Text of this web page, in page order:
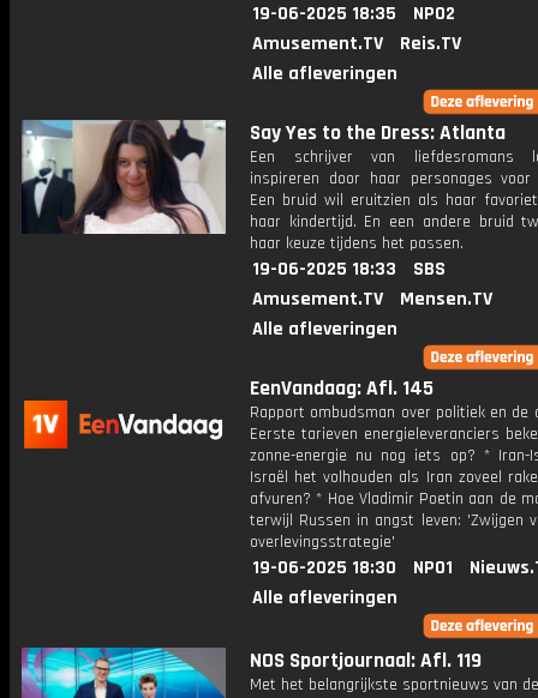
19-06-2025 18:35
NPO2
Amusement.TV
Reis.TV
Alle afleveringen
Say Yes to the Dress: Atlanta
Een schrijver van liefdesromans
inspireren door haar personages
Een bruid wil eruitzien als haar
haar kindertijd. En een andere bruid
haar keuze tijdens het passen.
19-06-2025 18:33
SBS
Amusement.TV
Mensen.TV
Alle afleveringen
EenVandaag: Afl. 145
Rapport ombudsman over politiek en de
Eerste tarieven energieleveranciers
zonne-energie nu nog iets op? * Iran-
Israël het volhouden als Iran zoveel
afvuren? * Hoe Vladimir Poetin aan de
terwijl Russen in angst leven: 'Zwijgen
overlevingsstrategie'
19-06-2025 18:30 NPO1
Alle afleveringen
NOS Sportjournaal: Afl. 119
Met het belangrijkste sportnieuws van